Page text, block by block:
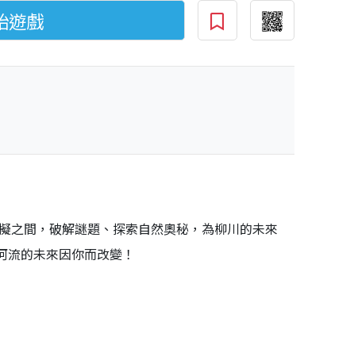
遊戲
間，破解謎題、探索自然奧秘，為柳川的未來
的未來因你而改變！